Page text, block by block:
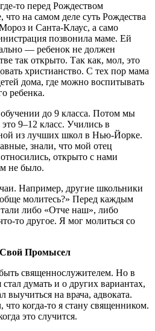
то перед Рождеством
на самом деле суть Рождества
и Санта-Клаус, а само
позвонила маме. Ей
— ребенок не должен
так открыто. Так как, мол, это
христианство. С тех пор мама
дома, где можно воспитывать
ребенка.
до 9 класса. Потом мы
9–12 класс. Учились в
из лучших школ в Нью-Йорке.
знали, что мой отец
открыто с нами
не было.
Например, другие школьники
молитесь?» Перед каждым
либо «Отче наш», либо
то другое. Я мог молиться со
Свой Промысел
священнослужителем. Но в
думать и о других вариантах,
выучиться на врача, адвоката.
что когда-то я стану священником.
это случится.